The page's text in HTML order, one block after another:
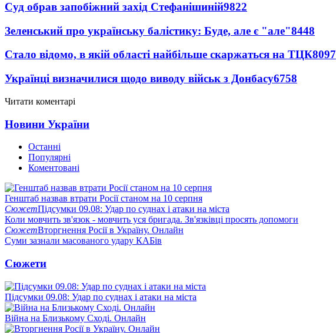
Суд обрав запобіжний захід Стефанішиній9822
Зеленський про українську балістику: Буде, але є "але"8448
Стало відомо, в якій області найбільше скаржаться на ТЦК8097
Українці визначилися щодо виводу військ з Донбасу6758
Читати коментарі
Новини України
Останні
Популярні
Коментовані
Генштаб назвав втрати Росії станом на 10 серпня
СюжетПідсумки 09.08: Удар по суднах і атаки на міста
Коли мовчить зв'язок - мовчить уся бригада. Зв'язківці просять допомоги
СюжетВторгнення Росії в Україну. Онлайн
Суми зазнали масованого удару КАБів
Сюжети
Підсумки 09.08: Удар по суднах і атаки на міста
Війна на Близькому Сході. Онлайн